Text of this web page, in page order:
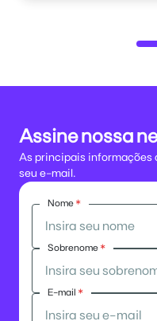
Assine nossa
As principais informações
seu e-mail.
Nome *
Sobrenome *
E-mail *